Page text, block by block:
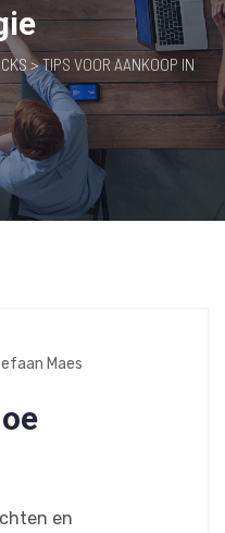
>TIPS VOOR AANKOOP IN
Maes
en